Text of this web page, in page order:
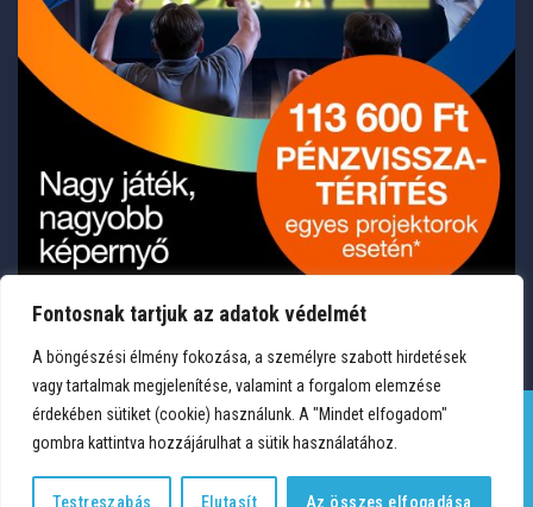
Fontosnak tartjuk az adatok védelmét
A böngészési élmény fokozása, a személyre szabott hirdetések
vagy tartalmak megjelenítése, valamint a forgalom elemzése
érdekében sütiket (cookie) használunk. A "Mindet elfogadom"
gombra kattintva hozzájárulhat a sütik használatához.
Testreszabás Elutasít Az összes elfogadása